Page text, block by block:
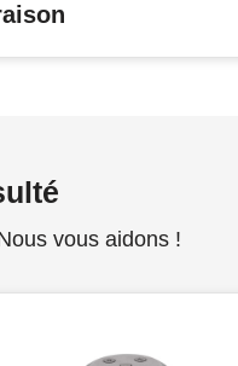
vous aidons !